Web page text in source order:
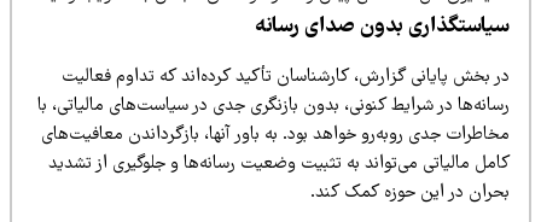
بدون صدای رسانه
بخش پایانی گزارش، کارشناسان تأکید کرده‌اند که تداوم فعالیت
در شرایط کنونی، بدون بازنگری جدی در سیاست‌های مالیاتی، با
جدی روبه‌رو خواهد بود. به باور آنها، بازگرداندن معافیت‌های
مالیاتی می‌تواند به تثبیت وضعیت رسانه‌ها و جلوگیری از تشدید
در این حوزه کمک کند.